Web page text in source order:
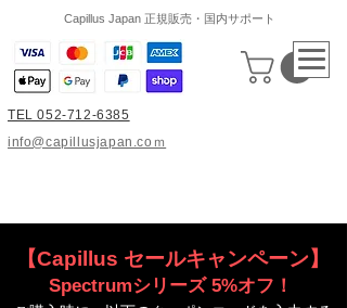
Capillus Japan 正規販売・国内サポート
info@capillusjapan.coｍ
TEL 052-712-6385
【Capillus セールキャンペーン】
Spectrumシリーズ 5%オフ！